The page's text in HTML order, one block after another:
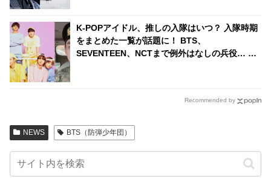
K-POPアイドル、推しの入隊はいつ？ 入隊時期
をまとめた一覧が話題に！ BTS、
SEVENTEEN、NCTまで例外はなしの兵役… 入
Recommended by
NEWS BTS（防弾少年団）